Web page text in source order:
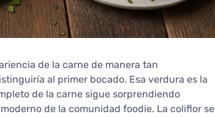
de la carne de manera tan
al primer bocado. Esa verdura es la
de la carne sigue sorprendiendo
de la comunidad foodie. La coliflor se